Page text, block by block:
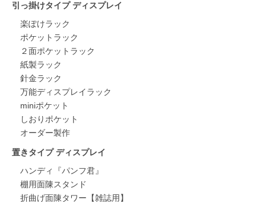
引っ掛けタイプ ディスプレイ
楽ぽけラック
ポケットラック
２面ポケットラック
紙製ラック
針金ラック
万能ディスプレイラック
miniポケット
しおりポケット
オーダー製作
置きタイプ ディスプレイ
ハンディ『パンフ君』
棚用面陳スタンド
折曲げ面陳タワー【雑誌用】